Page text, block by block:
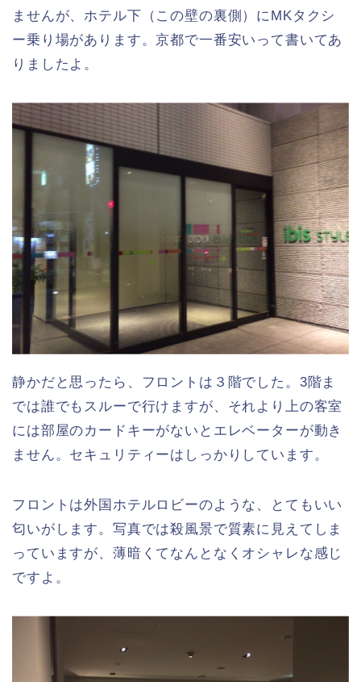
ませんが、ホテル下（この壁の裏側）にMKタクシ
ー乗り場があります。京都で一番安いって書いてあ
りましたよ。
静かだと思ったら、フロントは３階でした。3階ま
では誰でもスルーで行けますが、それより上の客室
には部屋のカードキーがないとエレベーターが動き
ません。セキュリティーはしっかりしています。
フロントは外国ホテルロビーのような、とてもいい
匂いがします。写真では殺風景で質素に見えてしま
っていますが、薄暗くてなんとなくオシャレな感じ
ですよ。